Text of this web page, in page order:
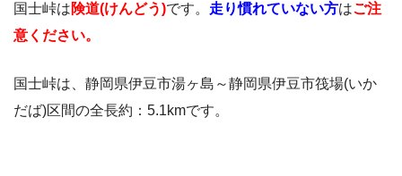
国士峠は険道(けんどう)です。 走り慣れていない方はご注
意ください。
国士峠は、静岡県伊豆市湯ヶ島～静岡県伊豆市筏場(いか
だば)区間の全長約：5.1kmです。